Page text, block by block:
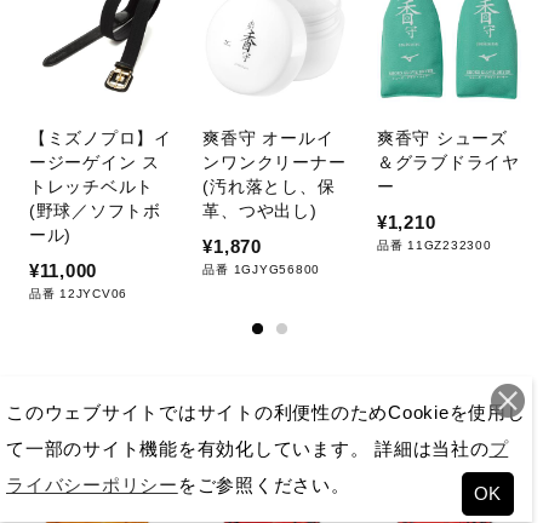
【ミズノプロ】イ
ージーゲイン ス
トレッチベルト
(野球／ソフトボ
ール)
¥11,000
品番 12JYCV06
爽香守 オールイ
ンワンクリーナー
(汚れ落とし、保
革、つや出し)
¥1,870
品番 1GJYG56800
爽香守 シューズ
＆グラブドライヤ
ー
¥1,210
品番 11GZ232300
おすすめ商品
OK
このウェブサイトではサイトの利便性のためCookieを使用し
て一部のサイト機能を有効化しています。 詳細は当社のプ
ライバシーポリシー をご参照ください。